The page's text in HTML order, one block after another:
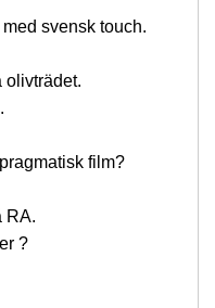
svensk touch.
olivträdet.
film?
RA.
?